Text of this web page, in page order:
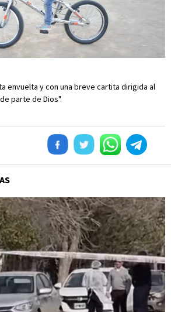
envuelta y con una breve cartita dirigida al
parte de Dios".